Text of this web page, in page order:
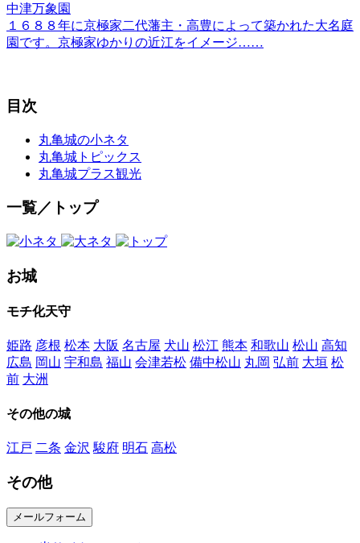
中津万象園
１６８８年に京極家二代藩主・高豊によって築かれた大名庭
園です。京極家ゆかりの近江をイメージ……
目次
丸亀城の小ネタ
丸亀城トピックス
丸亀城プラス観光
一覧／トップ
お城
モチ化天守
姫路 彦根 松本 大阪 名古屋 犬山 松江 熊本 和歌山 松山 高知
広島 岡山 宇和島 福山 会津若松 備中松山 丸岡 弘前 大垣 松
前 大洲
その他の城
江戸 二条 金沢 駿府 明石 高松
その他
メールフォーム